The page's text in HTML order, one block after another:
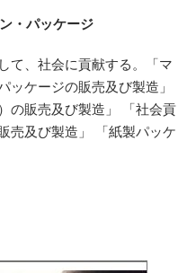
・パッケージ
て、社会に貢献する。「マ
ッケージの販売及び製造」
の販売及び製造」 「社会貢
売及び製造」 「紙製パッケ